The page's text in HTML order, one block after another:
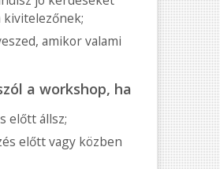
amikor valami
a workshop, ha
előtt állsz;
előtt vagy közben